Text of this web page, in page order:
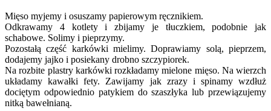
Mięso myjemy i osuszamy papierowym ręcznikiem.
Odkrawamy 4 kotlety i zbijamy je tłuczkiem, podobnie jak
schabowe. Solimy i pieprzymy.
Pozostałą część karkówki mielimy. Doprawiamy solą, pieprzem,
dodajemy jajko i posiekany drobno szczypiorek.
Na rozbite plastry karkówki rozkładamy mielone mięso. Na wierzch
układamy kawałki fety. Zawijamy jak zrazy i spinamy wzdłuż
dociętym odpowiednio patykiem do szaszłyka lub przewiązujemy
nitką bawełnianą.